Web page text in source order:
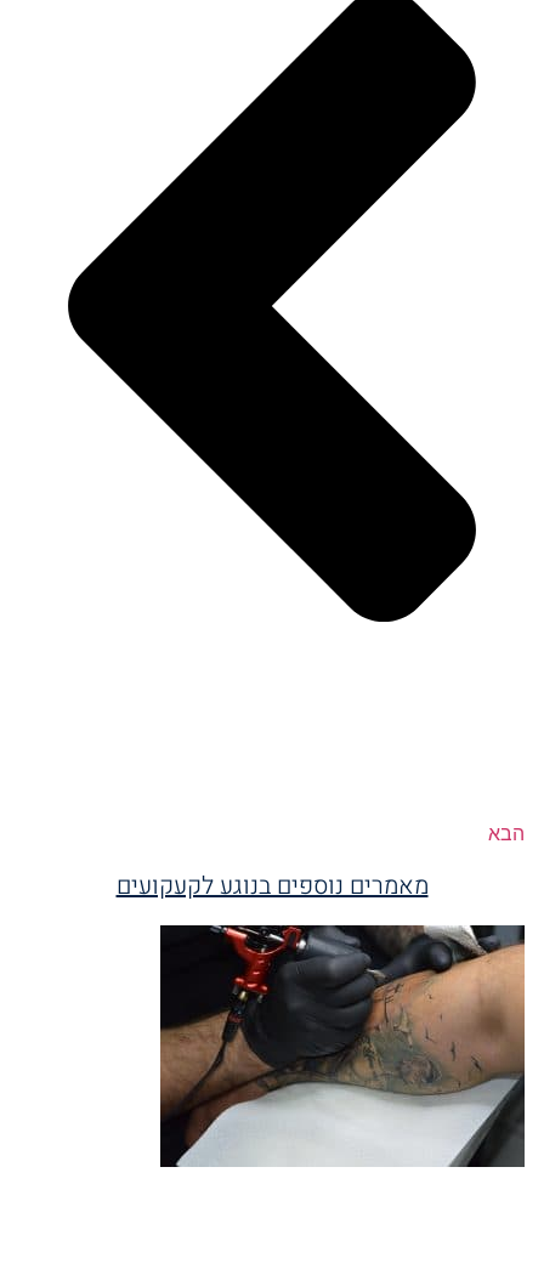
הבא
מאמרים נוספים בנוגע לקעקועים